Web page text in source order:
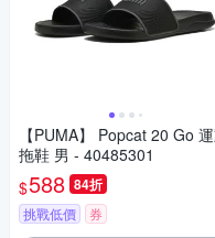
【PUMA】 Popcat 20 Go 運動
拖鞋 男 - 40485301
$588 84折
挑戰低價 券